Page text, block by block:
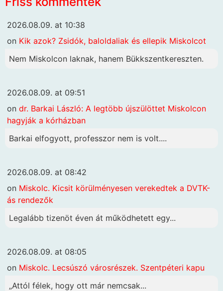
2026.08.09. at 10:38
on Kik azok? Zsidók, baloldaliak és ellepik Miskolcot
Nem Miskolcon laknak, hanem Bükkszentkereszten.
2026.08.09. at 09:51
on dr. Barkai László: A legtöbb újszülöttet Miskolcon
hagyják a kórházban
Barkai elfogyott, professzor nem is volt....
2026.08.09. at 08:42
on Miskolc. Kicsit körülményesen verekedtek a DVTK-
ás rendezők
Legalább tizenöt éven át működhetett egy...
2026.08.09. at 08:05
on Miskolc. Lecsúszó városrészek. Szentpéteri kapu
„Attól félek, hogy ott már nemcsak...